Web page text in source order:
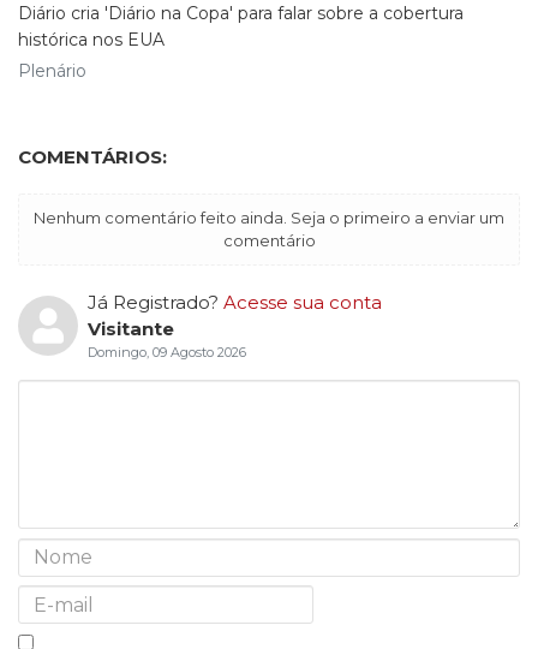
Diário cria 'Diário na Copa' para falar sobre a cobertura
histórica nos EUA
Plenário
COMENTÁRIOS:
Nenhum comentário feito ainda. Seja o primeiro a enviar um
comentário
Já Registrado? Acesse sua conta
Visitante
Domingo, 09 Agosto 2026